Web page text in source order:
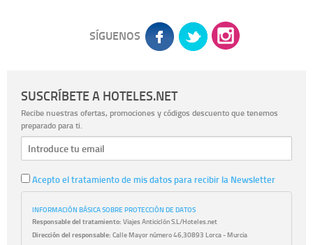
SÍGUENOS
SUSCRÍBETE A HOTELES.NET
Recibe nuestras ofertas, promociones y códigos descuento que tenemos
preparado para ti.
Acepto el tratamiento de mis datos para recibir la Newsletter
INFORMACIÓN BÁSICA SOBRE PROTECCIÓN DE DATOS
Responsable del tratamiento: Viajes Anticiclón S.L/Hoteles.net
Dirección del responsable: Calle Mayor número 46,30893 Lorca - Murcia